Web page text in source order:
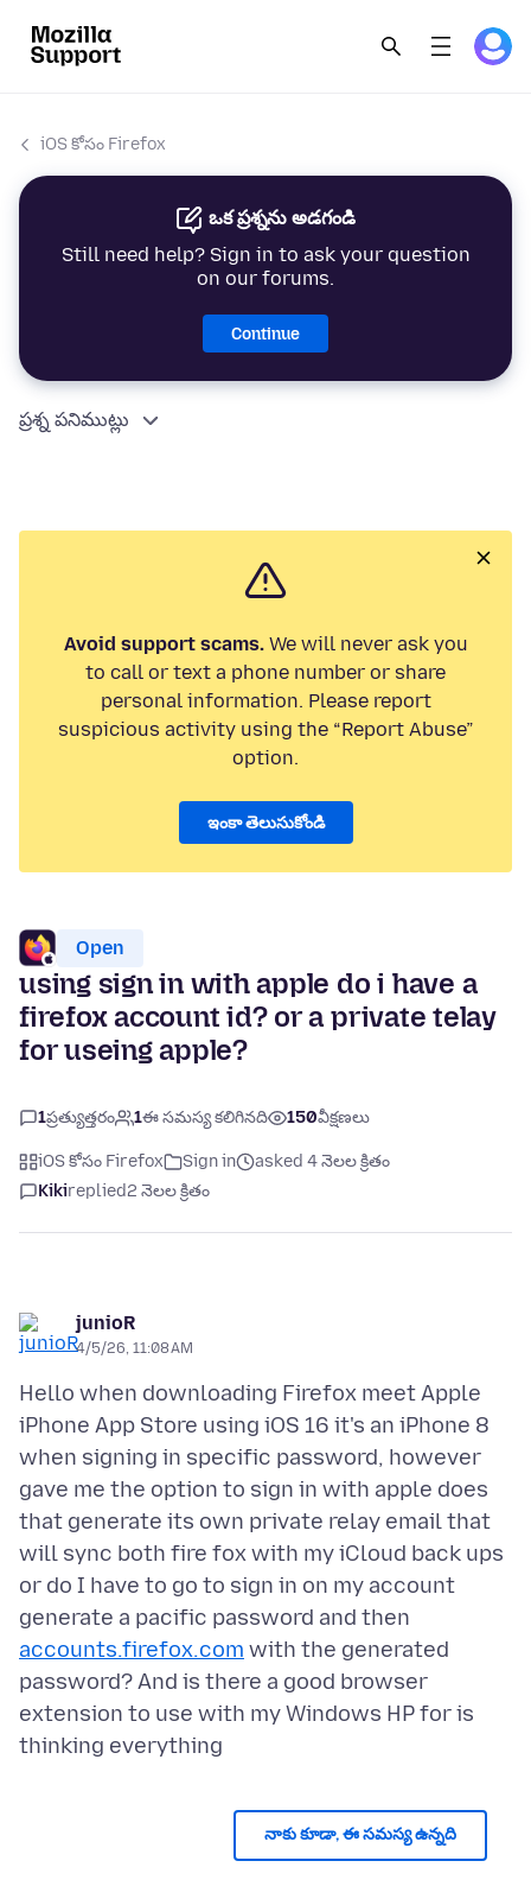
iOS కోసం Firefox
ఒక ప్రశ్నను అడగండి
Still need help? Sign in to ask your question
on our forums.
Continue
ప్రశ్న పనిముట్లు
Avoid support scams.We will never ask you
to call or text a phone number or share
personal information. Please report
suspicious activity using the “Report Abuse”
option.
ఇంకా తెలుసుకోండి
Open
using sign in with apple do i have a
firefox account id? or a private telay
for useing apple?
1ప్రత్యుత్తరం 1ఈ సమస్య కలిగినది 150వీక్షణలు
iOS కోసం Firefox Sign in
asked 4 నెలల క్రితం
Kikireplied2 నెలల క్రితం
junioR
4/5/26, 11:08 AM
Hello when downloading Firefox meet Apple
iPhone App Store using iOS 16 it's an iPhone 8
when signing in specific password, however
gave me the option to sign in with apple does
that generate its own private relay email that
will sync both fire fox with my iCloud back ups
or do I have to go to sign in on my account
generate a pacific password and then
accounts.firefox.com with the generated
password? And is there a good browser
extension to use with my Windows HP for is
నాకు కూడా, ఈ సమస్య ఉన్నది